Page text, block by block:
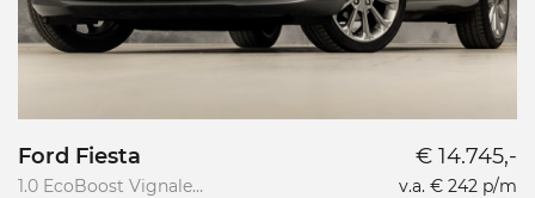
Ford Fiesta
1.0 EcoBoost Vignale
€ 14.745,-
v.a. € 242 p/m